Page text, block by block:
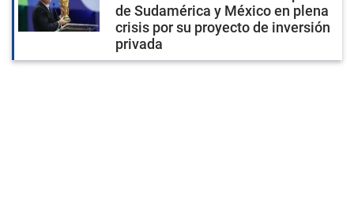
de Sudamérica y México en plena
crisis por su proyecto de inversión
privada